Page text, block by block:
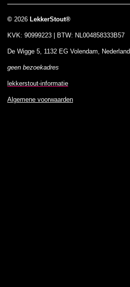
© 2026 LekkerStout®
KVK: 90999223 | BTW: NL004858333B57
De Wigge 5, 1132 EG Volendam, Nederland
geen bezoekadres
lekkerstout-informatie
Algemene voorwaarden